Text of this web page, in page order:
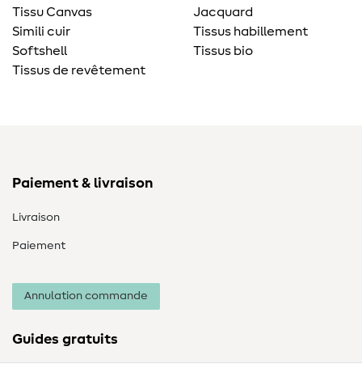
Tissu Canvas
Simili cuir
Softshell
Tissus de revêtement
Jacquard
Tissus habillement
Tissus bio
Paiement & livraison
Livraison
Paiement
Annulation commande
Guides gratuits